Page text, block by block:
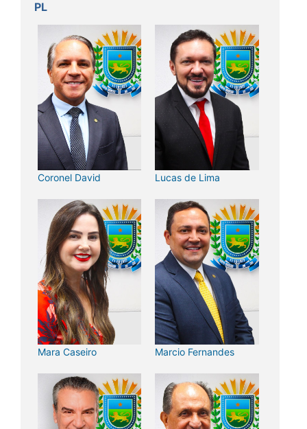
PL
Coronel David Lucas de Lima
Mara Caseiro Marcio Fernandes